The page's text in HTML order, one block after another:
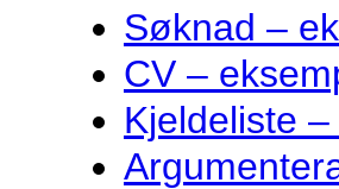
Søknad –
CV –
Kjeldeliste